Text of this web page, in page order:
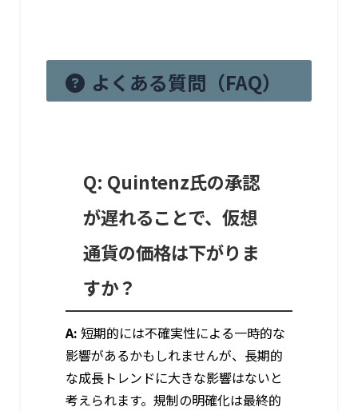
よくある質問（FAQ）
Q: Quintenz氏の承認
が遅れることで、仮想
通貨の価格は下がりま
すか？
A: 短期的には不確実性による一時的な
影響があるかもしれませんが、長期的
な成長トレンドに大きな影響はないと
考えられます。規制の明確化は最終的